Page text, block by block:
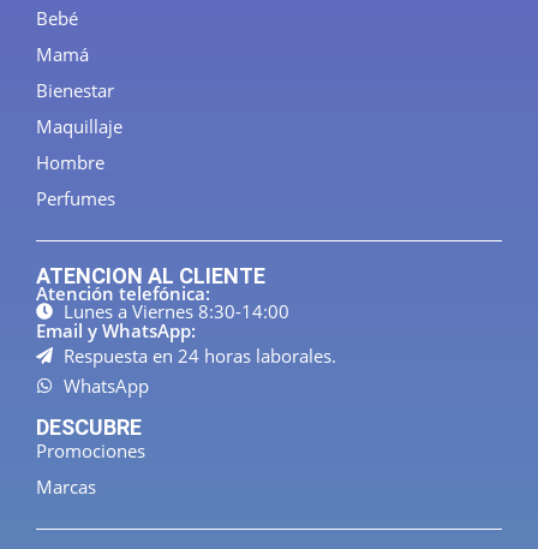
Bebé
Mamá
Bienestar
Maquillaje
Hombre
Perfumes
ATENCION AL CLIENTE
Atención telefónica:
Lunes a Viernes 8:30-14:00
Email y WhatsApp:
Respuesta en 24 horas laborales.
WhatsApp
DESCUBRE
Promociones
Marcas